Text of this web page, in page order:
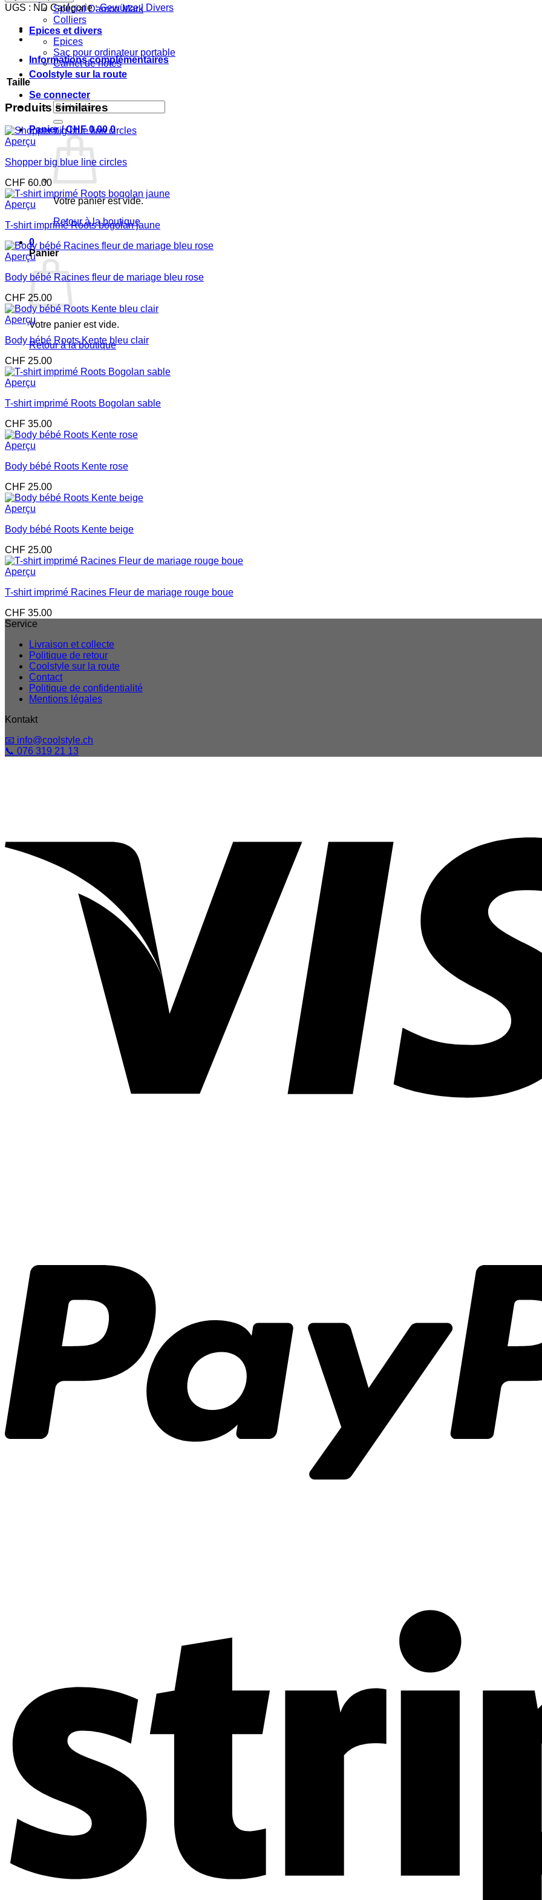
Spécial Damon Mark
Colliers
Epices et divers
Epices
Sac pour ordinateur portable
Carnet de notes
Coolstyle sur la route
Se connecter
Recherche
pour :
Panier /CHF0.00 0
Votre panier est vide.
Retour à la boutique
0
Panier
Votre panier est vide.
Retour à la boutique
Body
bébé
Roots
bogolan
UGS : ND Catégorie :Gewürze | Divers
Informations complémentaires
Taille
Produits similaires
Aperçu
Shopper big blue line circles
CHF 60.00
Aperçu
T-shirt imprimé Roots bogolan jaune
Aperçu
Body bébé Racines fleur de mariage bleu rose
CHF 25.00
Aperçu
Body bébé Roots Kente bleu clair
CHF 25.00
Aperçu
T-shirt imprimé Roots Bogolan sable
CHF 35.00
Aperçu
Body bébé Roots Kente rose
CHF 25.00
Aperçu
Body bébé Roots Kente beige
CHF 25.00
Aperçu
T-shirt imprimé Racines Fleur de mariage rouge boue
CHF 35.00
Service
Livraison et collecte
Politique de retour
Coolstyle sur la route
Contact
Politique de confidentialité
Mentions légales
Kontakt
📧 info@coolstyle.ch
📞 076 319 21 13